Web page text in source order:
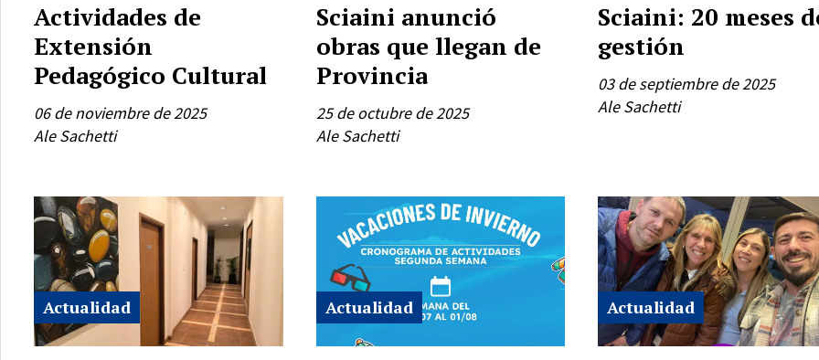
Actividades de
Extensión
Pedagógico Cultural
Ale Sachetti
06 de noviembre de 2025
Sciaini anunció
obras que llegan de
Provincia
Ale Sachetti
25 de octubre de 2025
Sciaini: 20 meses
gestión
Ale Sachetti
03 de septiembre de 2025
Actualidad Actualidad Actualidad